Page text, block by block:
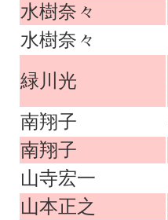
水樹奈々
水樹奈々
緑川光
南翔子
南翔子
山寺宏一
山本正之